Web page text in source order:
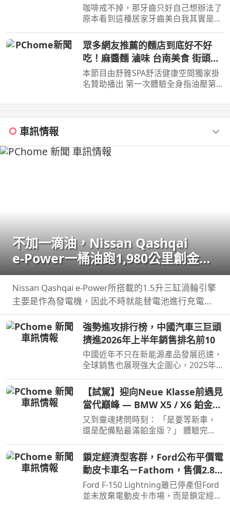
咖啡戒不掉，那牙齒只好自己想辦法了
原本看到這種居家牙齒美白我其實是抱
了gli ...
眾多網友推薦的麵店到底好不好
吃！麻醬麵 滷味 台南美食 街頭小
吃 美食 美食推薦 旅遊 fyp food
taiwanfood streetfood
本節目由舒雅SPA舒活健康空間獨家掛
名贊助播出 第一次體驗全身指油壓第
號 062985552 ...
車訊情報
不加一滴油，Nissan Qashqai
e‑Power一桶油跑1,980公里創金氏
世界紀錄
Nissan Qashqai e‑Power所搭載的1.5升三缸渦輪引擎
主要是作為發電機，因此不時就能替電池進行充電直
到沒油，這也讓Qashqai e‑Power擁有高效的里程表
現，日前就創下非純電與PHEV行駛里程最高金氏世界
紀錄…
強勢進攻排行榜，中國汽車三巨頭
擠進2026年上半年銷售排名前10
中國近年不只在新能源產品發展迅速，
全球銷售也展現強大企圖心，2025年
汽車品牌全球銷售排名僅有BYD和吉利
進入前10名，不過今年上半年奇瑞也加
入前10名了。
【試駕】迎向Neue Klasse前遇見
當代巔峰 — BMW X5 / X6 鉑金版
璀璨登場
又到靈魂拷問時刻： 「是要等新車，
還是配備點最滿鉑金版？」 體驗完
彷彿有了理直氣壯答案。
鎖定經濟型客群，Ford公布平價電
動皮卡車名－Fathom，售價2.8萬
美元起
Ford F-150 Lightning雖已停產但Ford
並未放棄電動皮卡市場，而是鎖定經濟